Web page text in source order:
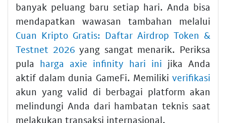
banyak peluang baru setiap hari. Anda bisa
mendapatkan wawasan tambahan melalui
Cuan Kripto Gratis: Daftar Airdrop Token &
Testnet 2026 yang sangat menarik. Periksa
pula harga axie infinity hari ini jika Anda
aktif dalam dunia GameFi. Memiliki verifikasi
akun yang valid di berbagai platform akan
melindungi Anda dari hambatan teknis saat
melakukan transaksi internasional.